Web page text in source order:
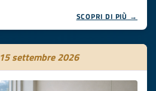
SCOPRI DI PIÙ →
15 settembre 2026